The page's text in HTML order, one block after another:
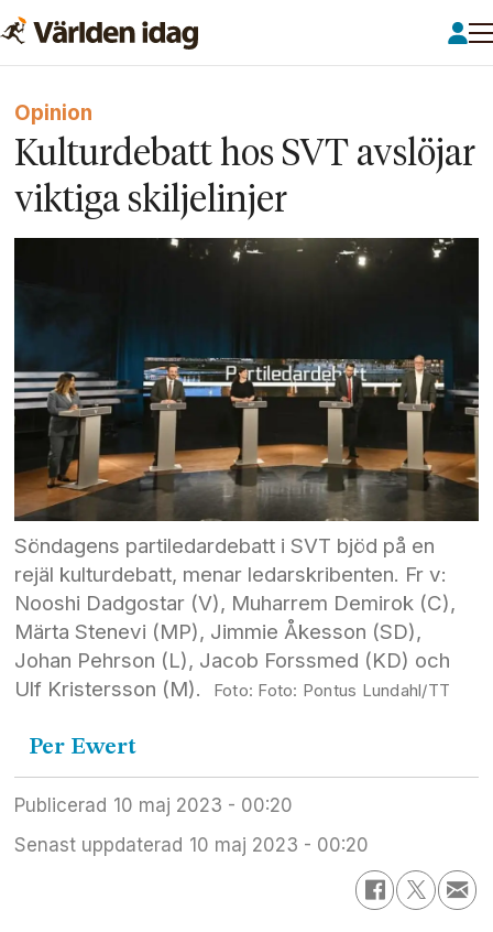
Opinion
Kulturdebatt hos SVT avslöjar
viktiga skiljelinjer
Söndagens partiledardebatt i SVT bjöd på en
rejäl kulturdebatt, menar ledarskribenten. Fr v:
Nooshi Dadgostar (V), Muharrem Demirok (C),
Märta Stenevi (MP), Jimmie Åkesson (SD),
Johan Pehrson (L), Jacob Forssmed (KD) och
Ulf Kristersson (M).
Foto: Pontus Lundahl/TT
Per Ewert
Publicerad
10 maj 2023 - 00:20
Senast uppdaterad
10 maj 2023 - 00:20